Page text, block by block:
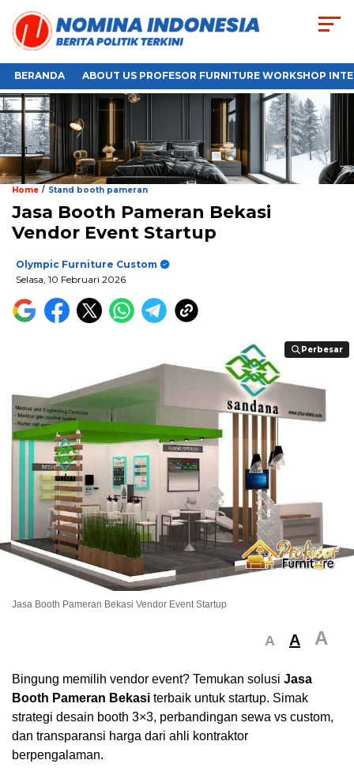
BERANDA ABOUT US PROFESOR FURNITURE WORKSHOP
Home / Stand booth pameran
Jasa Booth Pameran Bekasi
Vendor Event Startup
Olympic Furniture Custom
Selasa, 10 Februari 2026
Perbesar
Perbesar
Jasa Booth Pameran Bekasi Vendor Event Startup
A A A
Bingung memilih vendor event? Temukan solusi Jasa
Booth Pameran Bekasi terbaik untuk startup. Simak
strategi desain booth 3×3, perbandingan sewa vs custom,
dan transparansi harga dari ahli kontraktor
berpengalaman.